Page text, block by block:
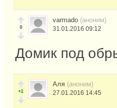
0
varmado (аноним)
31.01.2016 09:12
Домик под
+1
Аля (аноним)
27.01.2016 14:45